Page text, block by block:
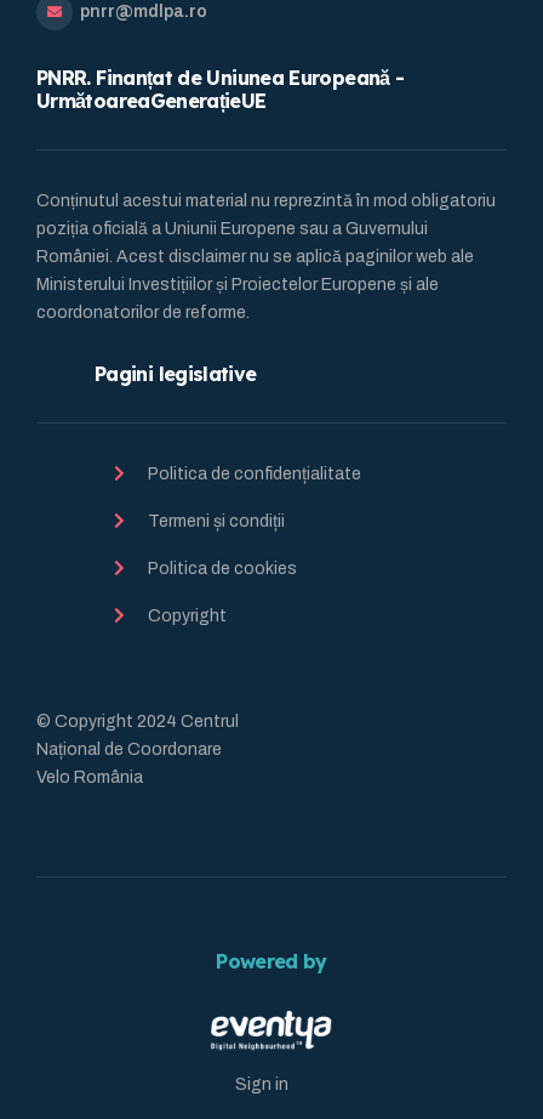
pnrr@mdlpa.ro
PNRR. Finanțat de Uniunea Europeană -
UrmătoareaGenerațieUE
Conținutul acestui material nu reprezintă în mod obligatoriu
poziția oficială a Uniunii Europene sau a Guvernului
României. Acest disclaimer nu se aplică paginilor web ale
Ministerului Investițiilor și Proiectelor Europene și ale
coordonatorilor de reforme.
Pagini legislative
Politica de confidențialitate
Termeni și condiții
Politica de cookies
Copyright
© Copyright 2024 Centrul
Național de Coordonare
Velo România
Powered by
Sign in